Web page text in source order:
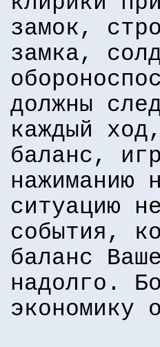
замок,
замка,
должны
каждый
баланс,
нажиманию
ситуацию
события,
баланс
надолго.
экономику